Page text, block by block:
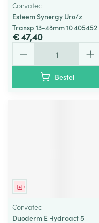
Convatec
Esteem Synergy Uro/z
Transp 13-48mm 10 405452
€ 47,40
Bestel
Geneesmiddel
Convatec
Duoderm E Hydroact 5